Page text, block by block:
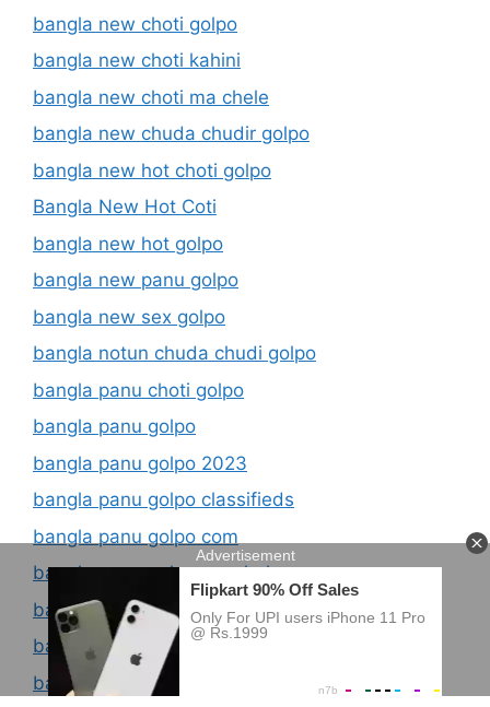
bangla new choti golpo
bangla new choti kahini
bangla new choti ma chele
bangla new chuda chudir golpo
bangla new hot choti golpo
Bangla New Hot Coti
bangla new hot golpo
bangla new panu golpo
bangla new sex golpo
bangla notun chuda chudi golpo
bangla panu choti golpo
bangla panu golpo
bangla panu golpo 2023
bangla panu golpo classifieds
bangla panu golpo com
bangla panu golpo ma chele
bangla panu golpo new
bangla panu golpo with photo
bangla panu ma meye